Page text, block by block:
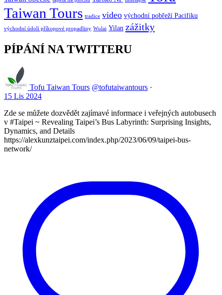
Taiwan Tours tradice video východní pobřeží Pacifiku
východní údolí příkopové propadliny Wulai Yilan zážitky
PÍPÁNÍ NA TWITTERU
Tofu Taiwan Tours @tofutaiwantours ·
15 Lis 2024
Zde se můžete dozvědět zajímavé informace i veřejných autobusech
v #Taipei ~ Revealing Taipei’s Bus Labyrinth: Surprising Insights,
Dynamics, and Details
https://alexkunztaipei.com/index.php/2023/06/09/taipei-bus-
network/